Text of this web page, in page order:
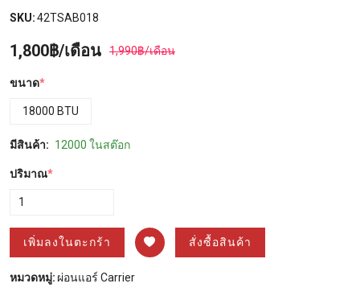
SKU:42TSAB018
1,800฿/เดือน 1,990฿/เดือน
ขนาด*
18000 BTU
มีสินค้า: 12000 ในสต๊อก
ปริมาณ*
เพิ่มลงในตะกร้า สั่งซื้อสินค้า
หมวดหมู่: ผ่อนแอร์ Carrier